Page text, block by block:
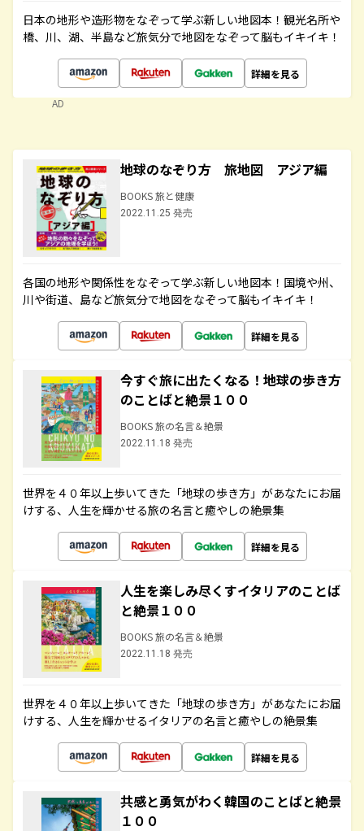
日本の地形や造形物をなぞって学ぶ新しい地図本！観光名所や
橋、川、湖、半島など旅気分で地図をなぞって脳もイキイキ！
詳細を見る
AD
地球のなぞり方 旅地図 アジア編
BOOKS 旅と健康
2022.11.25 発売
各国の地形や関係性をなぞって学ぶ新しい地図本！国境や州、
川や街道、島など旅気分で地図をなぞって脳もイキイキ！
詳細を見る
今すぐ旅に出たくなる！地球の歩き方
のことばと絶景１００
BOOKS 旅の名言＆絶景
2022.11.18 発売
世界を４０年以上歩いてきた「地球の歩き方」があなたにお届
けする、人生を輝かせる旅の名言と癒やしの絶景集
詳細を見る
人生を楽しみ尽くすイタリアのことば
と絶景１００
BOOKS 旅の名言＆絶景
2022.11.18 発売
世界を４０年以上歩いてきた「地球の歩き方」があなたにお届
けする、人生を輝かせるイタリアの名言と癒やしの絶景集
詳細を見る
共感と勇気がわく韓国のことばと絶景
１００